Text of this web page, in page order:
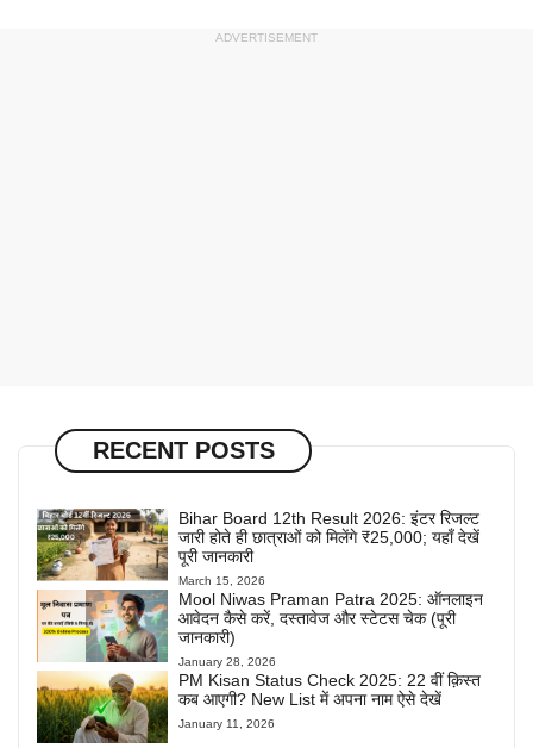
ADVERTISEMENT
RECENT POSTS
Bihar Board 12th Result 2026: इंटर रिजल्ट
जारी होते ही छात्राओं को मिलेंगे ₹25,000; यहाँ देखें
पूरी जानकारी
March 15, 2026
Mool Niwas Praman Patra 2025: ऑनलाइन
आवेदन कैसे करें, दस्तावेज और स्टेटस चेक (पूरी
जानकारी)
January 28, 2026
PM Kisan Status Check 2025: 22 वीं क़िस्त
कब आएगी? New List में अपना नाम ऐसे देखें
January 11, 2026